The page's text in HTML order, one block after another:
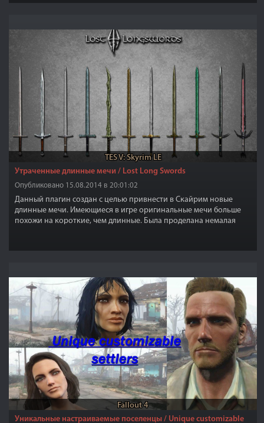
TES V: Skyrim LE
Утраченные длинные мечи / Lost Long Swords
Опубликовано 15.08.2014 в 20:01:02
Данный плагин создан с целью привнести в Скайрим новые
длинные мечи. Имеющиеся в игре оригинальные мечи больше
похожи на короткие, чем длинные. Была проделана немалая
Fallout 4
Уникальные настраиваемые поселенцы / Unique customizable